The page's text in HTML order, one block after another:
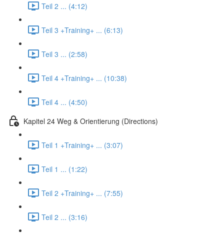
Teil 2 ... (4:12)
Teil 3 +Training+ ... (6:13)
Teil 3 ... (2:58)
Teil 4 +Training+ ... (10:38)
Teil 4 ... (4:50)
Kapitel 24 Weg & Orientierung (Directions)
Teil 1 +Training+ ... (3:07)
Teil 1 ... (1:22)
Teil 2 +Training+ ... (7:55)
Teil 2 ... (3:16)